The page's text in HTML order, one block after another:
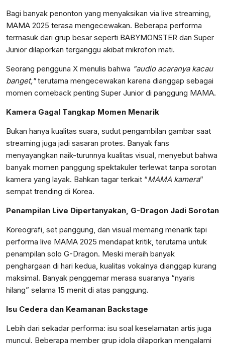
Bagi banyak penonton yang menyaksikan via live streaming,
MAMA 2025 terasa mengecewakan. Beberapa performa
termasuk dari grup besar seperti BABYMONSTER dan Super
Junior dilaporkan terganggu akibat mikrofon mati.
Seorang pengguna X menulis bahwa "audio acaranya kacau
banget,"terutama mengecewakan karena dianggap sebagai
momen comeback penting Super Junior di panggung MAMA.
Kamera Gagal Tangkap Momen Menarik
Bukan hanya kualitas suara, sudut pengambilan gambar saat
streaming juga jadi sasaran protes. Banyak fans
menyayangkan naik-turunnya kualitas visual, menyebut bahwa
banyak momen panggung spektakuler terlewat tanpa sorotan
kamera yang layak. Bahkan tagar terkait “MAMA kamera”
sempat trending di Korea.
Penampilan Live Dipertanyakan, G-Dragon Jadi Sorotan
Koreografi, set panggung, dan visual memang menarik tapi
performa live MAMA 2025 mendapat kritik, terutama untuk
penampilan solo G-Dragon. Meski meraih banyak
penghargaan di hari kedua, kualitas vokalnya dianggap kurang
maksimal. Banyak penggemar merasa suaranya “nyaris
hilang” selama 15 menit di atas panggung.
Isu Cedera dan Keamanan Backstage
Lebih dari sekadar performa: isu soal keselamatan artis juga
muncul. Beberapa member grup idola dilaporkan mengalami